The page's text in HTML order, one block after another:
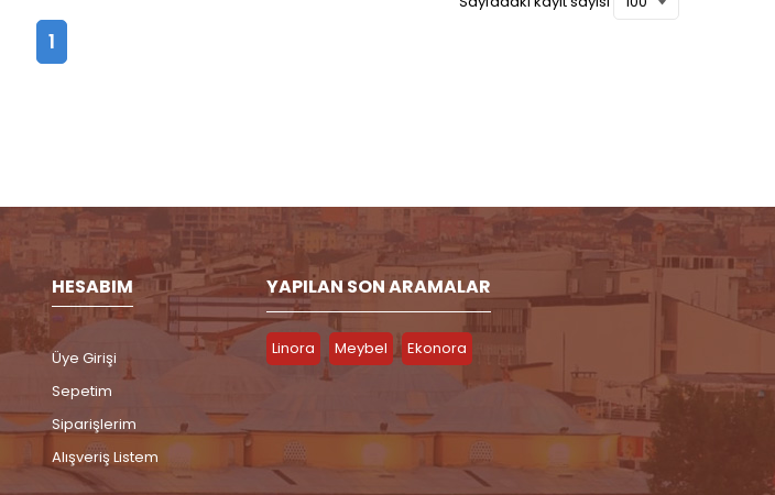
1
HESABIM
Üye Girişi
Sepetim
Siparişlerim
Alışveriş Listem
YAPILAN SON ARAMALAR
Linora Meybel Ekonora